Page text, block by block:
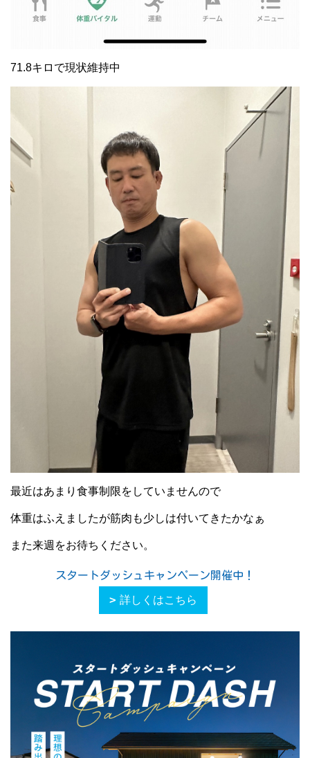
71.8キロで現状維持中
最近はあまり食事制限をしていませんので
体重はふえましたが筋肉も少しは付いてきたかなぁ
また来週をお待ちください。
スタートダッシュキャンペーン開催中！
詳しくはこちら